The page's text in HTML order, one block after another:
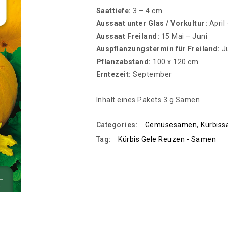
Saattiefe: 3 – 4 cm
Aussaat unter Glas / Vorkultur: April
Aussaat Freiland: 15 Mai – Juni
Auspflanzungstermin für Freiland:
Pflanzabstand: 100 x 120 cm
Erntezeit: September
Inhalt eines Pakets 3 g Samen.
Categories: Gemüsesamen,
Tag:
Kürbis Gele Reuzen - Samen